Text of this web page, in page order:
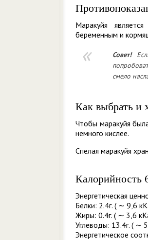
Маракуйя
беременным и
Совет!
смело
Как выбрать и
Чтобы маракуйя
немного кислее.
Спелая маракуйя
Калорийность
Энергетическая
Белки: 2.4г. ( ∼ 9,6
Жиры: 0.4г. ( ∼ 3,6
Углеводы: 13.4г. ( ∼
Энергетическое